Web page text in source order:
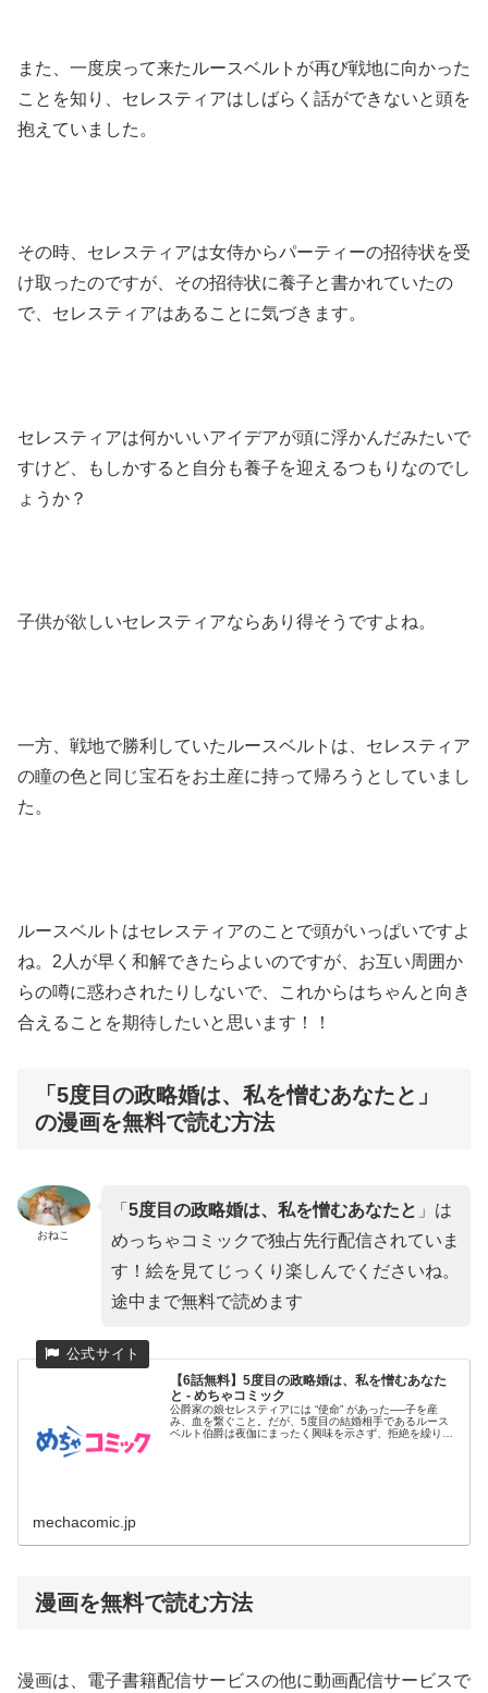
また、一度戻って来たルースベルトが再び戦地に向かった
ことを知り、セレスティアはしばらく話ができないと頭を
抱えていました。
その時、セレスティアは女侍からパーティーの招待状を受
け取ったのですが、その招待状に養子と書かれていたの
で、セレスティアはあることに気づきます。
セレスティアは何かいいアイデアが頭に浮かんだみたいで
すけど、もしかすると自分も養子を迎えるつもりなのでし
ょうか？
子供が欲しいセレスティアならあり得そうですよね。
一方、戦地で勝利していたルースベルトは、セレスティア
の瞳の色と同じ宝石をお土産に持って帰ろうとしていまし
た。
ルースベルトはセレスティアのことで頭がいっぱいですよ
ね。2人が早く和解できたらよいのですが、お互い周囲か
らの噂に惑わされたりしないで、これからはちゃんと向き
合えることを期待したいと思います！！
「5度目の政略婚は、私を憎むあなたと」
の漫画を無料で読む方法
おねこ
「 5度目の政略婚は、私を憎むあなたと 」は
めっちゃコミックで独占先行配信されていま
す！絵を見てじっくり楽しんでくださいね。
途中まで無料で読めます
【6話無料】5度目の政略婚は、私を憎むあなた
と - めちゃコミック
公爵家の娘セレスティアには “使命” があった──子を産
み、血を繋ぐこと。だが、5度目の結婚相手であるルース
ベルト伯爵は夜伽にまったく興味を示さず、拒絶を繰り返
mechacomic.jp
漫画を無料で読む方法
漫画は、電子書籍配信サービスの他に動画配信サービスで